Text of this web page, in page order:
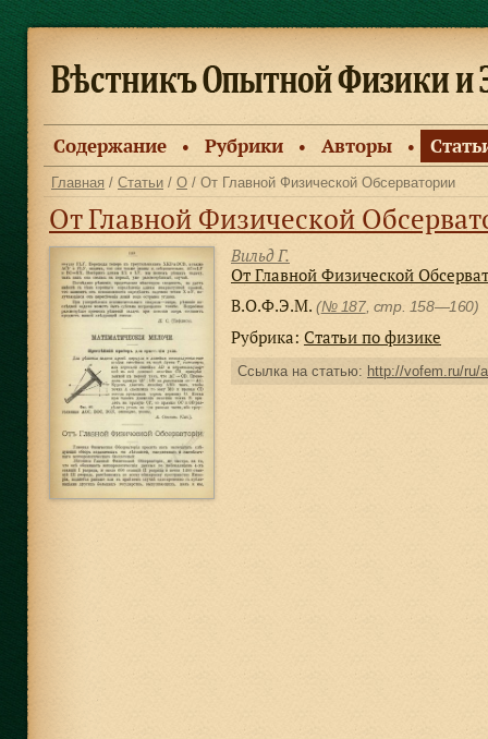
Содержание ● Рубрики ● Авторы ●
Главная / Статьи / О / От Главной Физической Обсерватории
От Главной Физической
Вильд Г.
От Главной Физической
В.О.Ф.Э.М. (№ 187, стр. 158—160)
Рубрика: Статьи по физике
Ссылка на статью: http://vofem.ru/ru/